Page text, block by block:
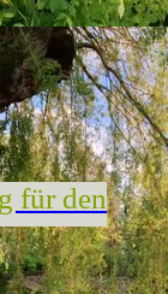
für den